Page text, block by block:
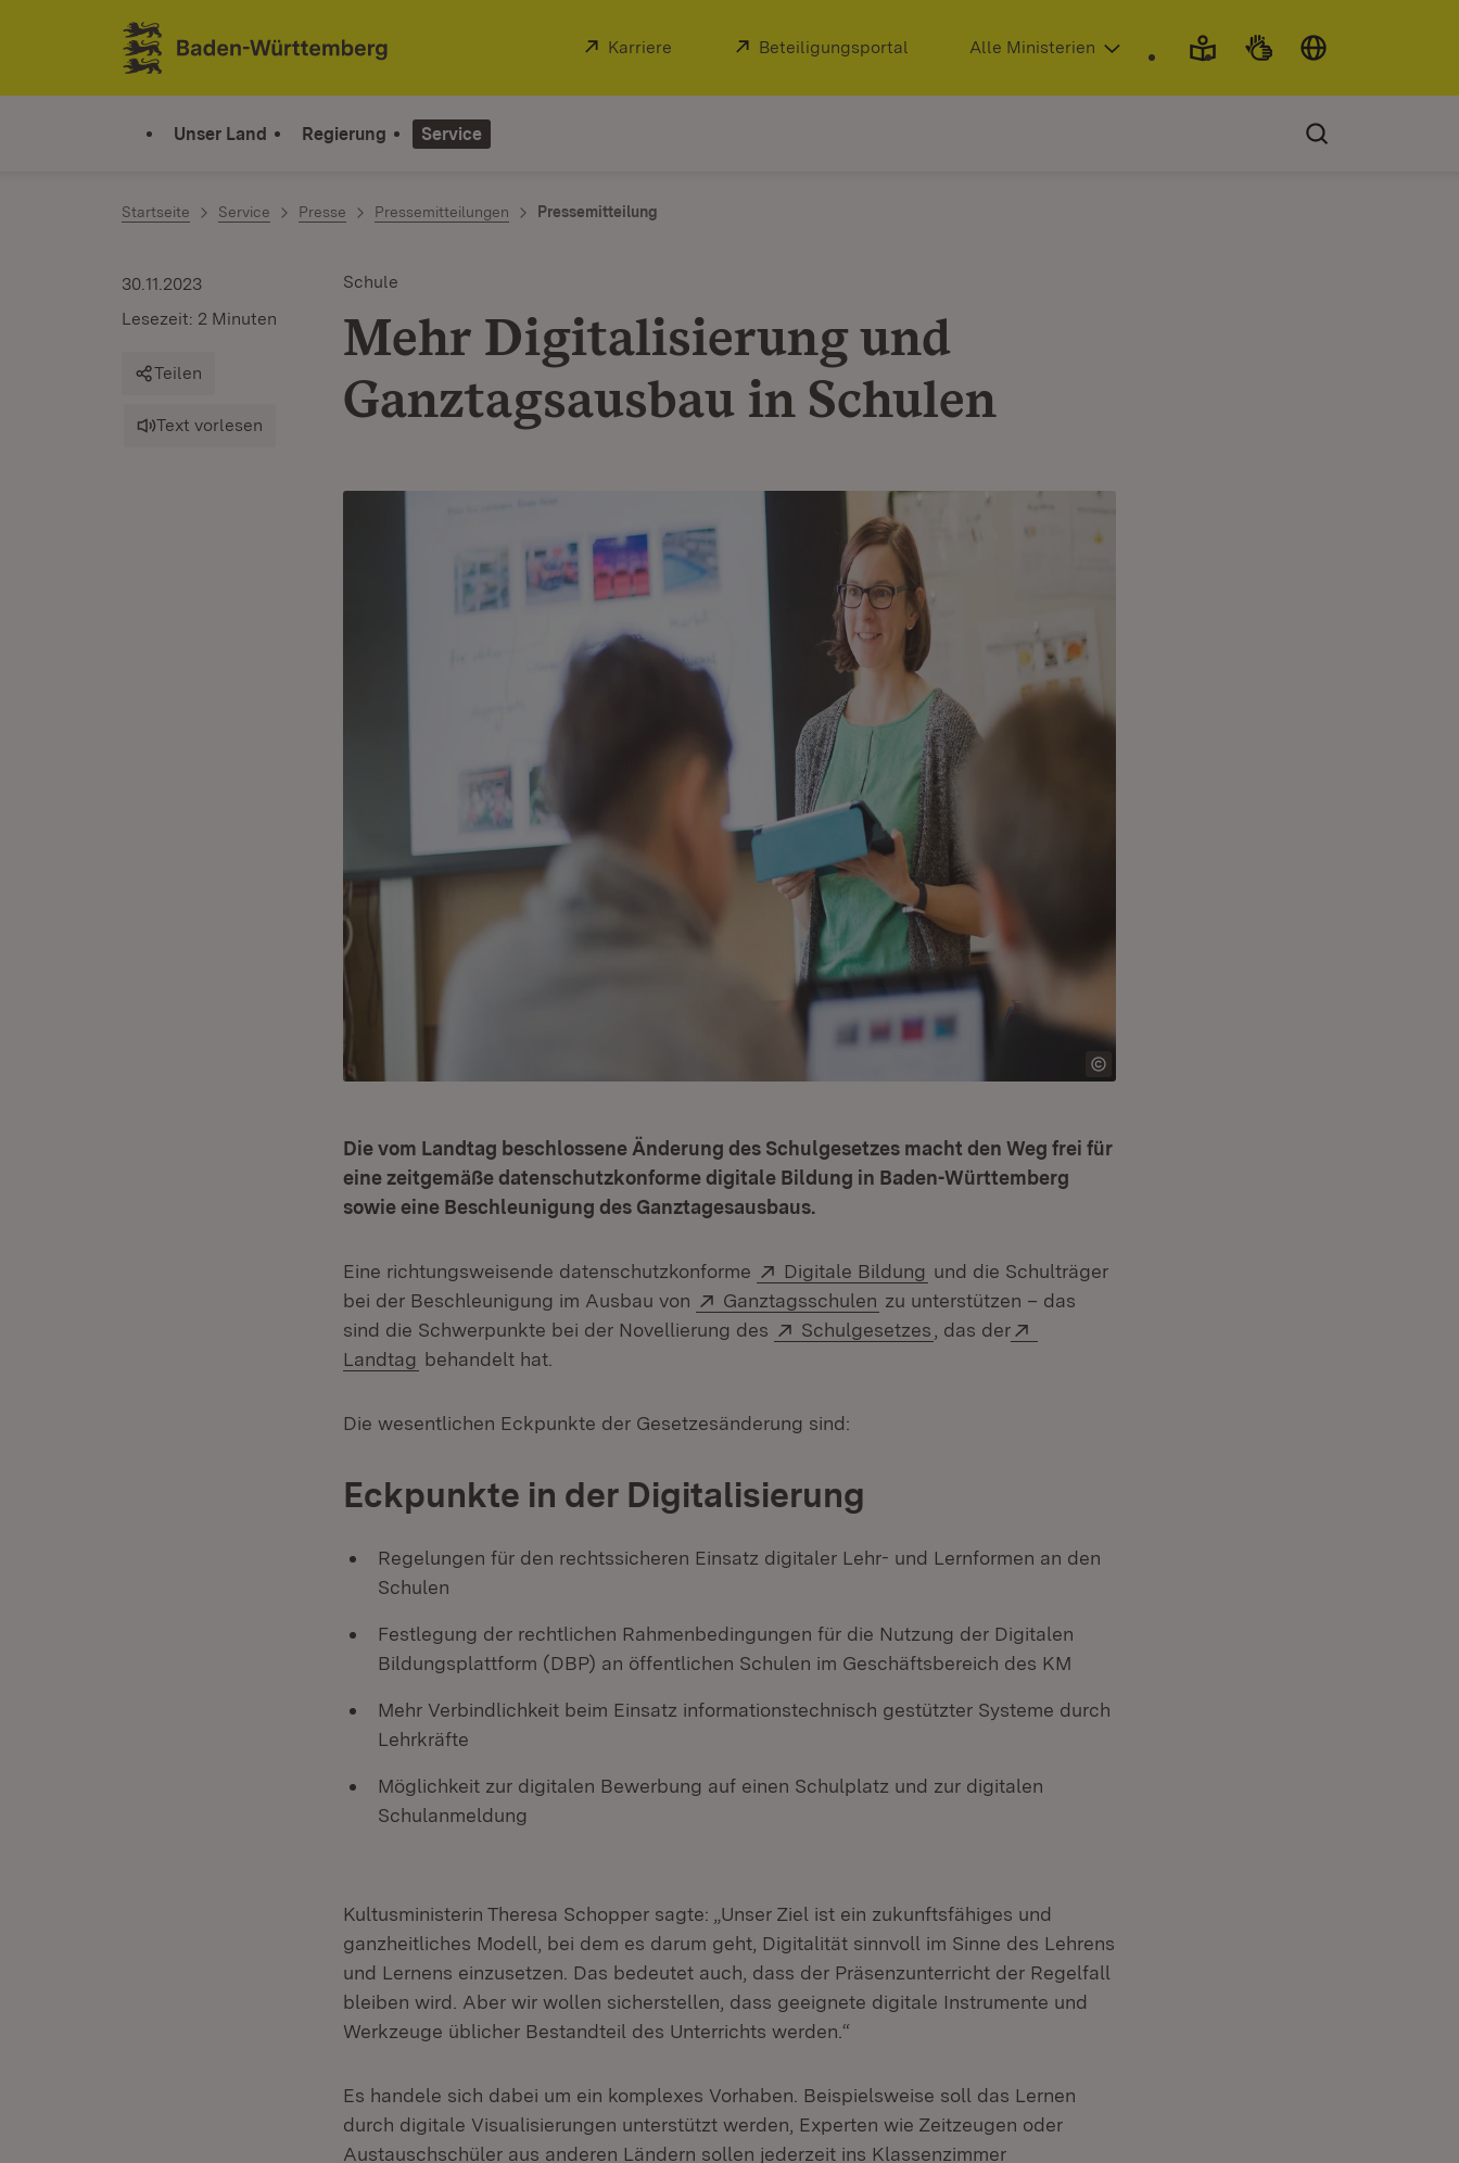
Zum Inhalt springen
Link zur Startseite
Extern:
Karriere (Öffnet in neuem Fenster)
Extern:
Beteiligungsportal (Öffnet in neuem Fenster)
Alle Ministerien
Unser Land Regierung Service
Startseite Service Presse Pressemitteilungen Pressemitteilung
Schule
Mehr Digitalisierung und
Ganztagsausbau in Schulen
30.11.2023
Lesezeit: 2 Minuten
Teilen
Text vorlesen
Die vom Landtag beschlossene Änderung des Schulgesetzes macht den Weg frei für
eine zeitgemäße datenschutzkonforme digitale Bildung in Baden-Württemberg
sowie eine Beschleunigung des Ganztagesausbaus.
Eine richtungsweisende datenschutzkonforme Extern:
Digitale Bildung (Öffnet in neuem Fenster)
und die Schulträger
bei der Beschleunigung im Ausbau von
Extern:
Ganztagsschulen (Öffnet in neuem Fenster)
zu unterstützen – das
sind die Schwerpunkte bei der Novellierung des
Extern:
Schulgesetzes (Öffnet in neuem Fenster)
, das der
Landtag (Öffnet in neuem Fenster)
behandelt hat.
Die wesentlichen Eckpunkte der Gesetzesänderung sind:
Eckpunkte in der Digitalisierung
Regelungen für den rechtssicheren Einsatz digitaler Lehr- und Lernformen an den
Schulen
Festlegung der rechtlichen Rahmenbedingungen für die Nutzung der Digitalen
Bildungsplattform (DBP) an öffentlichen Schulen im Geschäftsbereich des KM
Mehr Verbindlichkeit beim Einsatz informationstechnisch gestützter Systeme durch
Lehrkräfte
Möglichkeit zur digitalen Bewerbung auf einen Schulplatz und zur digitalen
Schulanmeldung
Kultusministerin Theresa Schopper sagte: „Unser Ziel ist ein zukunftsfähiges und
ganzheitliches Modell, bei dem es darum geht, Digitalität sinnvoll im Sinne des Lehrens
und Lernens einzusetzen. Das bedeutet auch, dass der Präsenzunterricht der Regelfall
bleiben wird. Aber wir wollen sicherstellen, dass geeignete digitale Instrumente und
Werkzeuge üblicher Bestandteil des Unterrichts werden.“
Es handele sich dabei um ein komplexes Vorhaben. Beispielsweise soll das Lernen
durch digitale Visualisierungen unterstützt werden, Experten wie Zeitzeugen oder
Austauschschüler aus anderen Ländern sollen jederzeit ins Klassenzimmer